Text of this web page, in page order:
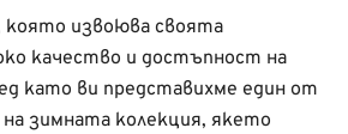
която извоюва своята
качество и достъпност на
като ви представихме един от
зимната колекция, якето